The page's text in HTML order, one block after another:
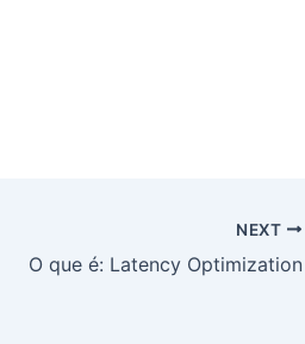
NEXT
O que é: Latency Optimization